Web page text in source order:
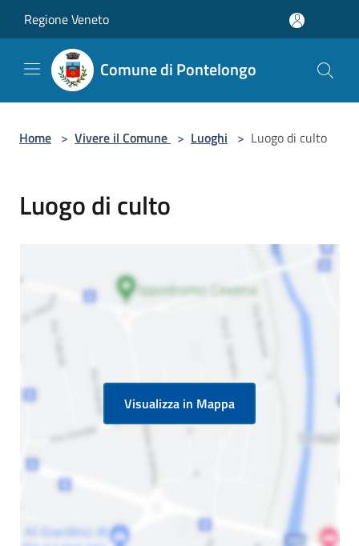
Regione Veneto
Comune di Pontelongo
Home > Vivere il Comune > Luoghi > Luogo di culto
Luogo di culto
Visualizza in Mappa